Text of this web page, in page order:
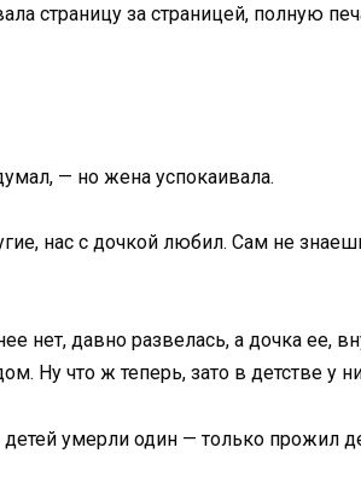
страницу за страницей, полную
— но жена успокаивала.
нас с дочкой любил. Сам не
нет, давно развелась, а дочка ее,
Ну что ж теперь, зато в детстве у
умерли один — только прожил